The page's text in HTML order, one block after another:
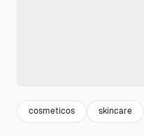
cosmeticos skincare